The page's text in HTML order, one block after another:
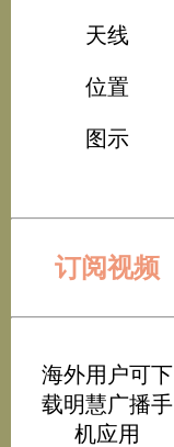
天线
位置
图示
订阅视频
海外用户可下
载明慧广播手
机应用